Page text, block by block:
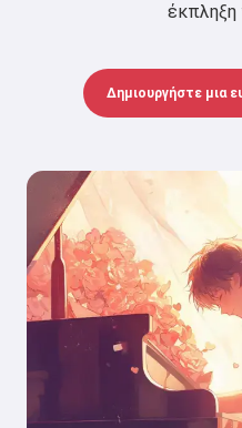
έκπληξη
Δημιουργήστε μια